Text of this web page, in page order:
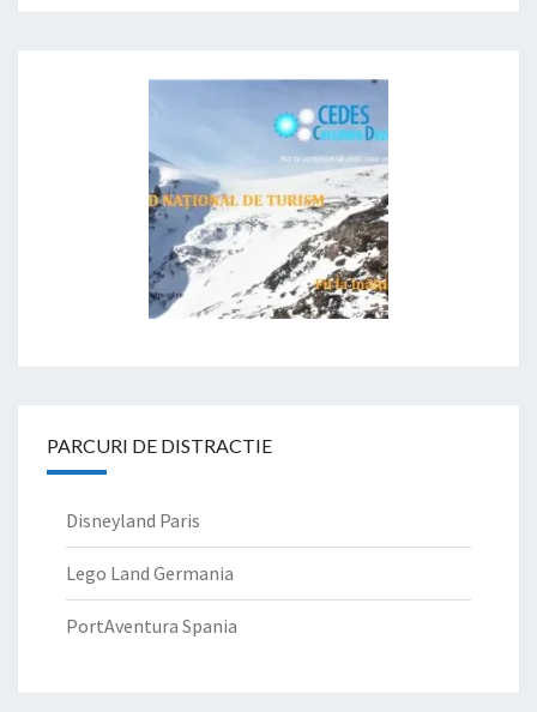
PARCURI DE DISTRACTIE
Disneyland Paris
Lego Land Germania
PortAventura Spania